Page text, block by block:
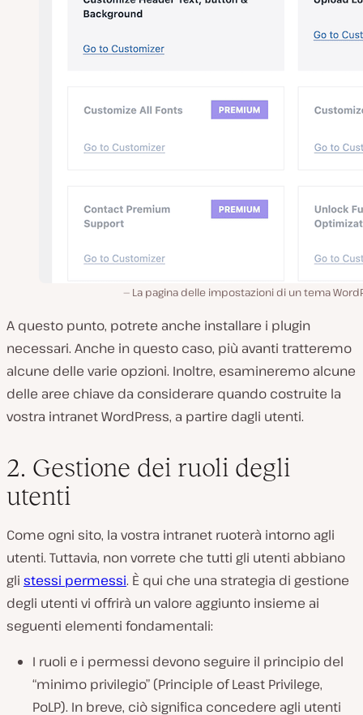
La pagina delle impostazioni di un tema
A questo punto, potrete anche installare i plugin
necessari. Anche in questo caso, più avanti tratteremo
alcune delle varie opzioni. Inoltre, esamineremo alcune
delle aree chiave da considerare quando costruite la
vostra intranet WordPress, a partire dagli utenti.
2. Gestione dei ruoli degli
utenti
Come ogni sito, la vostra intranet ruoterà intorno agli
utenti. Tuttavia, non vorrete che tutti gli utenti abbiano
gli stessi permessi. È qui che una strategia di gestione
degli utenti vi offrirà un valore aggiunto insieme ai
seguenti elementi fondamentali:
I ruoli e i permessi devono seguire il principio del
“minimo privilegio” (Principle of Least Privilege,
PoLP). In breve, ciò significa concedere agli utenti